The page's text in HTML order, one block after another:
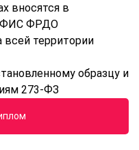
вносятся в
ФИС ФРДО
территории
образцу и
273-ФЗ